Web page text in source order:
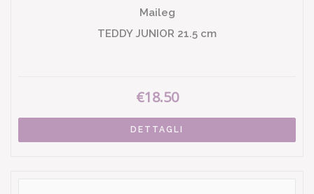
Maileg
TEDDY JUNIOR 21.5 cm
€18.50
DETTAGLI